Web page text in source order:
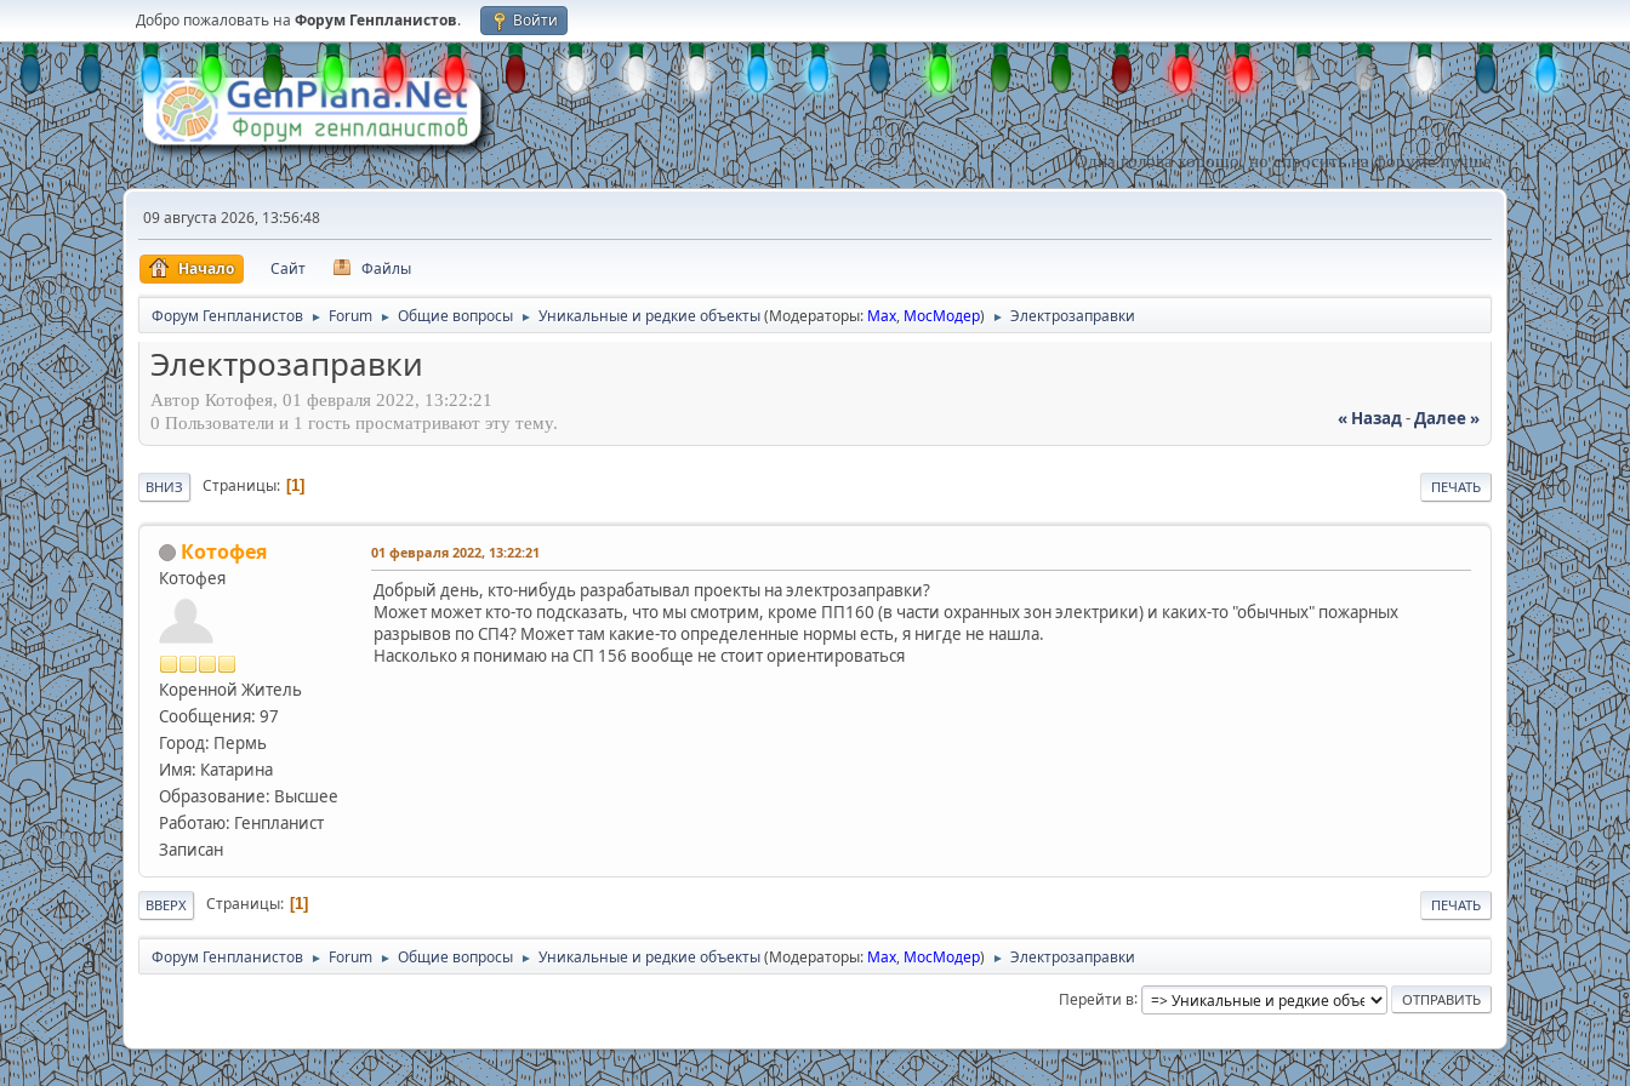
Добро пожаловать на Форум Генпланистов. Войти
Одна голова хорошо, но спросить на форуме лучше !
09 августа 2026, 13:56:48
Начало Сайт Файлы
Форум Генпланистов ► Forum ► Общие вопросы ► Уникальные и редкие объекты(Модераторы: Max, МосМодер) ► Электрозаправки
Электрозаправки
Автор Котофея, 01 февраля 2022, 13:22:21
« Назад-Далее »
0 Пользователи и 1 гость просматривают эту тему.
ПЕЧАТЬ
ВНИЗ Страницы 1
Котофея
Котофея
Коренной Житель
Сообщения: 97
Город: Пермь
Имя: Катарина
Образование: Высшее
Работаю: Генпланист
Записан
01 февраля 2022, 13:22:21
Добрый день, кто-нибудь разрабатывал проекты на электрозаправки?
Может может кто-то подсказать, что мы смотрим, кроме ПП160 (в части охранных зон электрики) и каких-то "обычных" пожарных
разрывов по СП4? Может там какие-то определенные нормы есть, я нигде не нашла.
Насколько я понимаю на СП 156 вообще не стоит ориентироваться
ПЕЧАТЬ
ВВЕРХ Страницы 1
Форум Генпланистов ► Forum ► Общие вопросы ► Уникальные и редкие объекты(Модераторы: Max, МосМодер) ► Электрозаправки
Перейти в